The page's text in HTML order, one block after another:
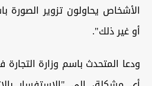
الأشخاص يحاولون تزوير الصورة
أو غير ذلك".
ودعا المتحدث باسم وزارة